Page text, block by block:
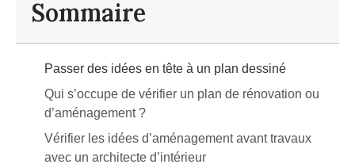
Sommaire
Passer des idées en tête à un plan dessiné
Qui s’occupe de vérifier un plan de rénovation ou
d’aménagement ?
Vérifier les idées d’aménagement avant travaux
avec un architecte d’intérieur